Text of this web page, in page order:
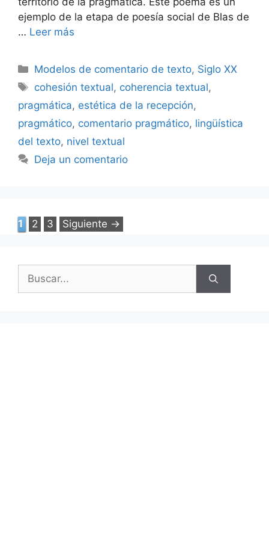
ejemplo de la etapa de poesía social de Blas de
… Leer más
Categorías
Modelos de comentario de texto, Siglo XX
Etiquetas
cohesión textual, coherencia textual,
pragmática, estética de la recepción,
pragmático, comentario pragmático, lingüística
del texto, nivel textual
Deja un comentario
Página
1 Página
2 Página
3 Siguiente →
Buscar: